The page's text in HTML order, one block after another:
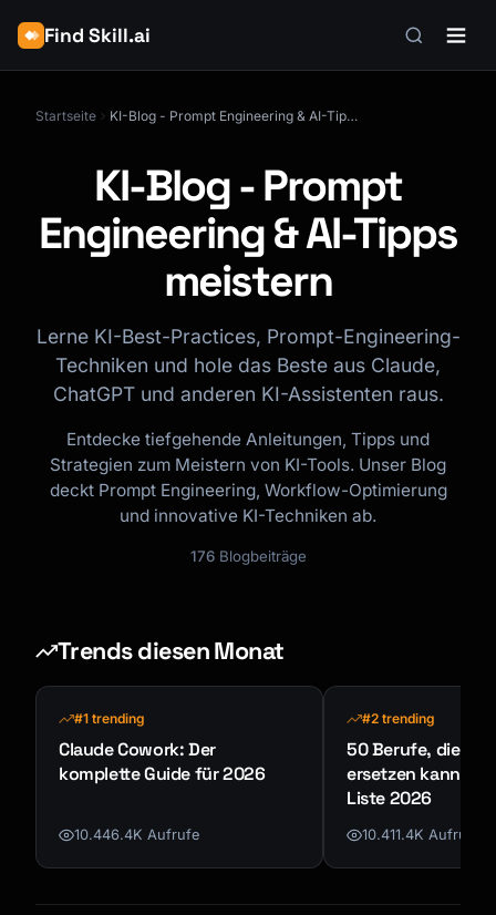
Find Skill.ai
Startseite KI-Blog - Prompt Engineering & AI-Tipps meistern
KI-Blog - Prompt
Engineering & AI-Tipps
meistern
Lerne KI-Best-Practices, Prompt-Engineering-
Techniken und hole das Beste aus Claude,
ChatGPT und anderen KI-Assistenten raus.
Entdecke tiefgehende Anleitungen, Tipps und
Strategien zum Meistern von KI-Tools. Unser Blog
deckt Prompt Engineering, Workflow-Optimierung
und innovative KI-Techniken ab.
176Blogbeiträge
Trends diesen Monat
#1 trending
Claude Cowork: Der
komplette Guide für 2026
10.446.4K Aufrufe
#2 trending
50 Berufe, die KI
ersetzen kann -
Liste 2026
10.411.4K Aufrufe